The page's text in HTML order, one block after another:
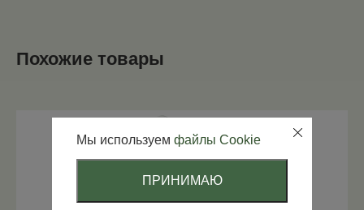
Похожие товары
Мы используем файлы Cookie
ПРИНИМАЮ